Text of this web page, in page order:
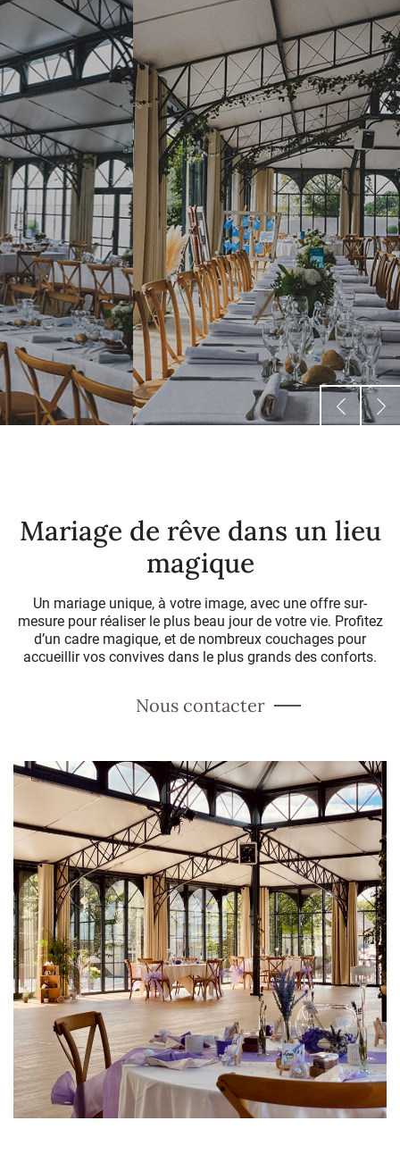
Mariage de rêve dans un lieu
magique
Un mariage unique, à votre image, avec une offre sur-
mesure pour réaliser le plus beau jour de votre vie. Profitez
d’un cadre magique, et de nombreux couchages pour
accueillir vos convives dans le plus grands des conforts.
Nous contacter